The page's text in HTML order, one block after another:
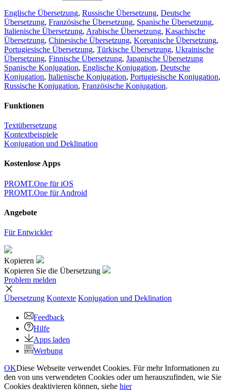
Englische Übersetzung, Russische Übersetzung, Deutsche
Übersetzung, Französische Übersetzung, Spanische Übersetzung,
Italienische Übersetzung, Arabische Übersetzung, Kasachische
Übersetzung, Chinesische Übersetzung, Koreanische Übersetzung,
Portugiesische Übersetzung, Türkische Übersetzung, Ukrainische
Übersetzung, Finnische Übersetzung, Japanische Übersetzung
Spanische Konjugation, Englische Konjugation, Deutsche
Konjugation, Italienische Konjugation, Portugiesische Konjugation,
Russische Konjugation, Französische Konjugation.
Funktionen
Textübersetzung
Kontextbeispiele
Konjugation und Deklination
Kostenlose Apps
PROMT.One für iOS
PROMT.One für Android
Angebote
Für Entwickler
Kopieren
Kopieren Sie die Übersetzung
Problem melden
Übersetzung Kontexte Konjugation und Deklination
Feedback
Hilfe
Apps laden
Werbung
OKDiese Webseite verwendet Cookies. Für mehr Informationen zu
den von uns verwendeten Cookies oder um herauszufinden, wie Sie
Cookies deaktivieren können, siehe hier